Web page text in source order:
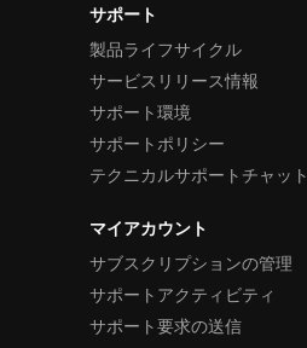
サポート
製品ライフサイクル
サービスリリース情報
サポート環境
サポートポリシー
テクニカルサポートチャット
マイアカウント
サブスクリプションの管理
サポートアクティビティ
サポート要求の送信